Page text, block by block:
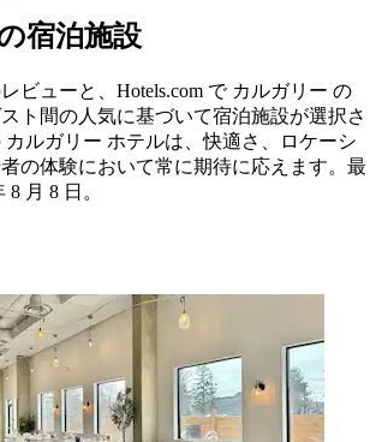
宿泊施設
ビューと、Hotels.com で カルガリー の
ト間の人気に基づいて宿泊施設が選択さ
ルガリー ホテルは、快適さ、ロケーシ
の体験において常に期待に応えます。最
8 月 8 日 。